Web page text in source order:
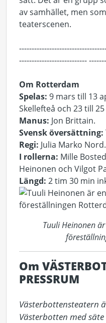
av samhället, men
teaterscenen.
---------------------------
Om Rotterdam
Spelas: 9 mars till 13
Skellefteå och 23 till
Manus: Jon Brittain.
Svensk översättning:
Regi: Julia Marko Nord.
I rollerna: Mille
Heinonen och Vilgot
Längd: 2 tim 30 min
Tuuli Heinonen
Om
PRESSRUM
Västerbottensteatern
Västerbotten med